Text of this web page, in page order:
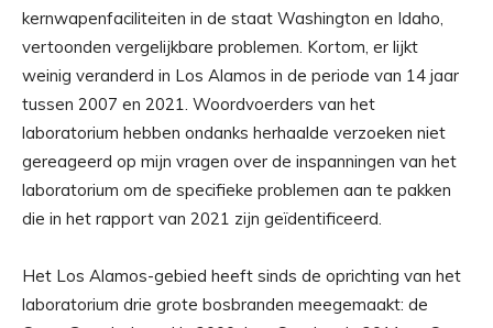
kernwapenfaciliteiten in de staat Washington en Idaho,
vertoonden vergelijkbare problemen. Kortom, er lijkt
weinig veranderd in Los Alamos in de periode van 14 jaar
tussen 2007 en 2021. Woordvoerders van het
laboratorium hebben ondanks herhaalde verzoeken niet
gereageerd op mijn vragen over de inspanningen van het
laboratorium om de specifieke problemen aan te pakken
die in het rapport van 2021 zijn geïdentificeerd.
Het Los Alamos-gebied heeft sinds de oprichting van het
laboratorium drie grote bosbranden meegemaakt: de